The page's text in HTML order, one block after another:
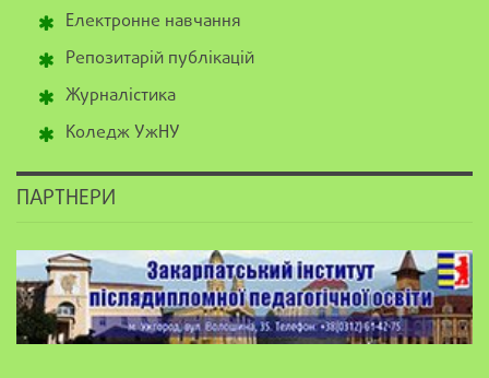
Електронне навчання
Репозитарій публікацій
Журналістика
Коледж УжНУ
ПАРТНЕРИ